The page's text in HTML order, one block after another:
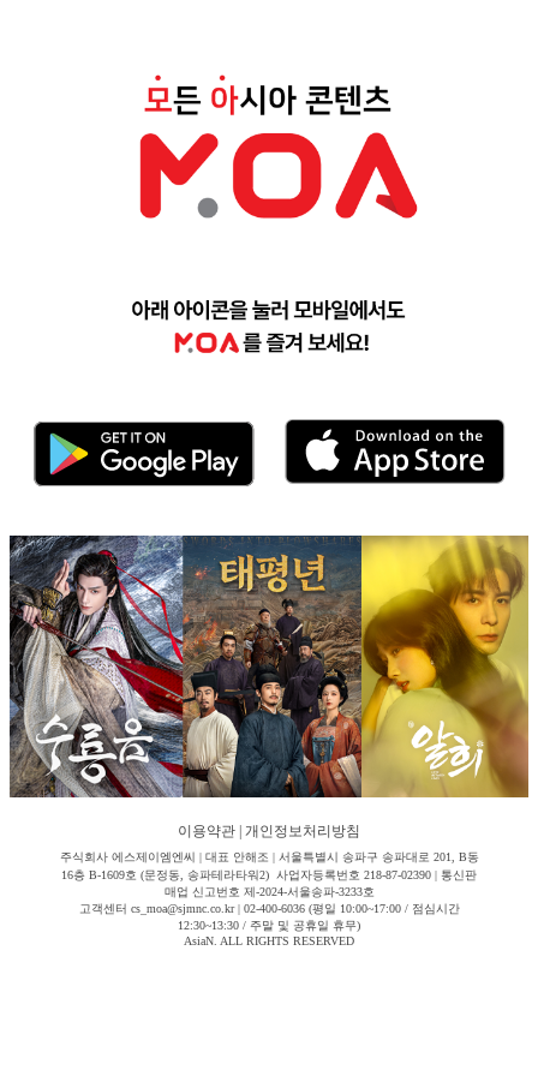
이용약관 개인정보처리방침
주식회사 에스제이엠엔씨 | 대표 안해조 | 서울특별시 송파구 송파대로 201, B동
16층 B-1609호 (문정동, 송파테라타워2) 사업자등록번호 218-87-02390 | 통신판
매업 신고번호 제-2024-서울송파-3233호
고객센터 cs_moa@sjmnc.co.kr | 02-400-6036 (평일 10:00~17:00 / 점심시간
12:30~13:30 / 주말 및 공휴일 휴무)
AsiaN. ALL RIGHTS RESERVED